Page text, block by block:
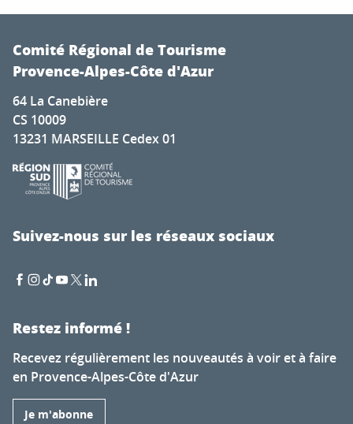
Dégustation de produits locaux à La Ferme aux Saveurs
Festival Violoncelles en Folie
Whitestone Rock'Fest
Concerts gratuits - Soirées live music
Marché Provençal de Pierrefeu du Var
Les Éphémères : Buissonnières
Soirées Musicales - Les Vendredis et Samedis
Soirée année 80/90
Le marché du centre-ville
Exposition DécouVertes
Comité Régional de Tourisme
Provence-Alpes-Côte d'Azur
64 La Canebière
CS 10009
13231 MARSEILLE Cedex 01
Suivez-nous sur les réseaux sociaux
Restez informé !
Recevez régulièrement les nouveautés à voir et à faire
en Provence-Alpes-Côte d'Azur
Je m'abonne